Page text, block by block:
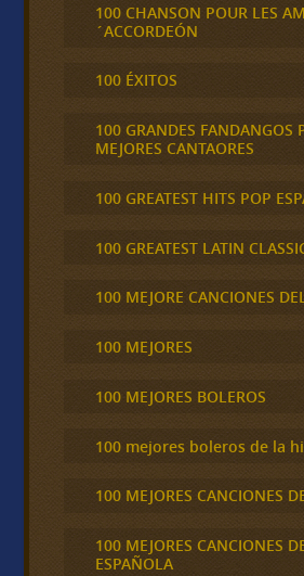
100 CHANSON POUR LES
´ACCORDEÓN
100 ÉXITOS
100 GRANDES FANDANGOS
MEJORES CANTAORES
100 GREATEST HITS POP
100 GREATEST LATIN
100 MEJORE CANCIONES
100 MEJORES
100 MEJORES BOLEROS
100 mejores boleros de la
100 MEJORES CANCIONES
100 MEJORES CANCIONES
ESPAÑOLA